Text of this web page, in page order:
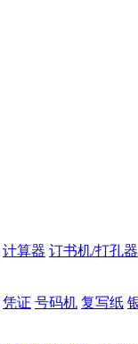
计算器 订书机/打孔器
凭证 号码机 复写纸